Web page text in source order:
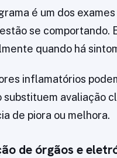
é um dos
se comportando.
quando há
inflamatórios
substituem avaliação
de piora ou melhora.
de órgãos e